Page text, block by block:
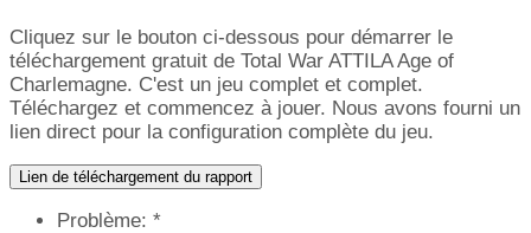
Cliquez sur le bouton ci-dessous pour démarrer le
téléchargement gratuit de Total War ATTILA Age of
Charlemagne. C'est un jeu complet et complet.
Téléchargez et commencez à jouer. Nous avons fourni un
lien direct pour la configuration complète du jeu.
Lien de téléchargement du rapport
Problème: *